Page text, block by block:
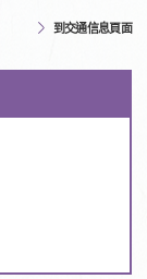
到交通信息頁面